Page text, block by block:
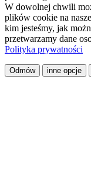
W dowolnej chwili
plików cookie na
kim jesteśmy, jak
przetwarzamy dane
Polityka prywatności
Odmów inne opcje